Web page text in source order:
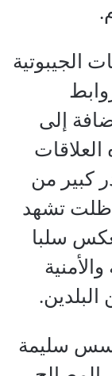
الجيبوتية
إلى
العلاقات
كبير من
ظلت تشهد
سلبا
البلدين.
سليمة